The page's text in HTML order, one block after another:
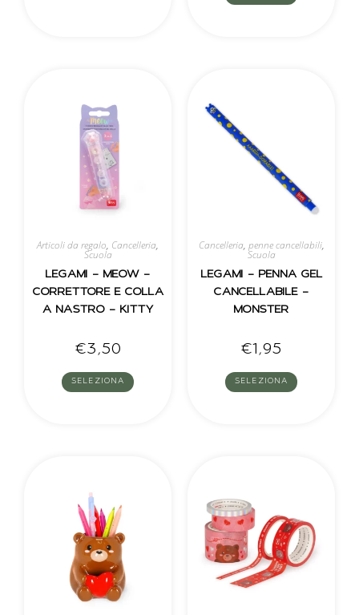
Articoli da regalo, Cancelleria,
Scuola
LEGAMI – MEOW –
CORRETTORE E COLLA
A NASTRO – KITTY
€3,50
SELEZIONA
Cancelleria, penne cancellabili,
Scuola
LEGAMI – PENNA GEL
CANCELLABILE –
MONSTER
€1,95
SELEZIONA